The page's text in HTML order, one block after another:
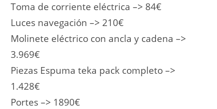
Toma de corriente eléctrica –> 84€
Luces navegación –> 210€
Molinete eléctrico con ancla y cadena –>
3.969€
Piezas Espuma teka pack completo –>
1.428€
Portes –> 1890€